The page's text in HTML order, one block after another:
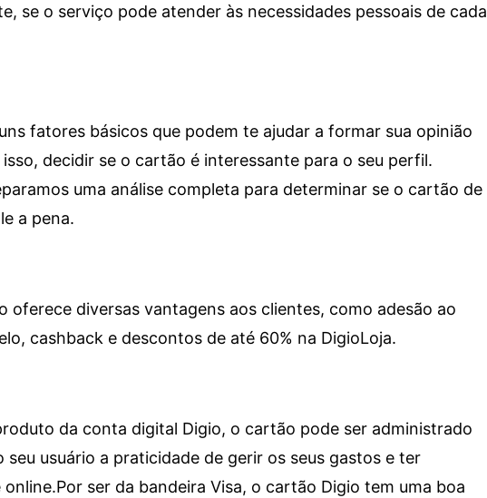
se o serviço pode atender às necessidades pessoais de cada
fatores básicos que podem te ajudar a formar sua opinião
decidir se o cartão é interessante para o seu perfil.
uma análise completa para determinar se o cartão de
a pena.
oferece diversas vantagens aos clientes, como adesão ao
cashback e descontos de até 60% na DigioLoja.
da conta digital Digio, o cartão pode ser administrado
seu usuário a praticidade de gerir os seus gastos e ter
Por ser da bandeira Visa, o cartão Digio tem uma boa